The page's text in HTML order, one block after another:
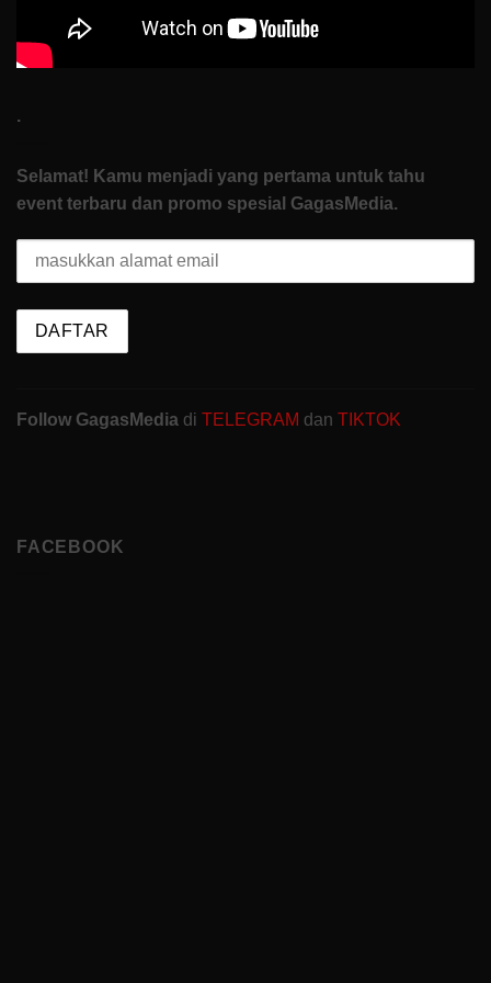
.
Selamat! Kamu menjadi yang pertama untuk tahu
event terbaru dan promo spesial GagasMedia.
Follow GagasMedia di TELEGRAM dan TIKTOK
FACEBOOK